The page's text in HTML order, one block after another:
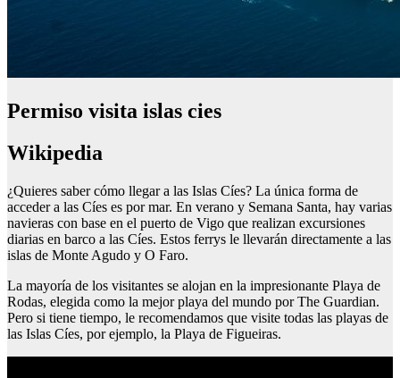
Permiso visita islas cies
Wikipedia
¿Quieres saber cómo llegar a las Islas Cíes? La única forma de
acceder a las Cíes es por mar. En verano y Semana Santa, hay varias
navieras con base en el puerto de Vigo que realizan excursiones
diarias en barco a las Cíes. Estos ferrys le llevarán directamente a las
islas de Monte Agudo y O Faro.
La mayoría de los visitantes se alojan en la impresionante Playa de
Rodas, elegida como la mejor playa del mundo por The Guardian.
Pero si tiene tiempo, le recomendamos que visite todas las playas de
las Islas Cíes, por ejemplo, la Playa de Figueiras.